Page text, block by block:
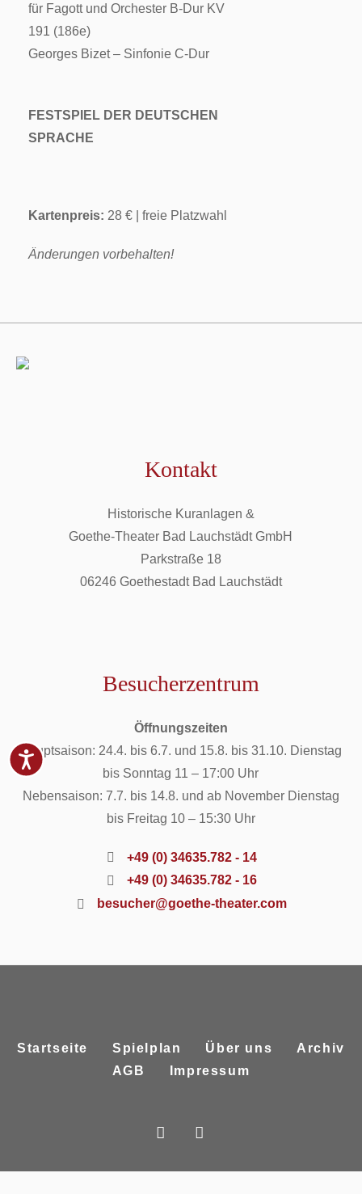
für Fagott und Orchester B-Dur KV
191 (186e)
Georges Bizet – Sinfonie C-Dur
FESTSPIEL DER DEUTSCHEN
SPRACHE
Kartenpreis: 28 € | freie Platzwahl
Änderungen vorbehalten!
Kontakt
Historische Kuranlagen &
Goethe-Theater Bad Lauchstädt GmbH
Parkstraße 18
06246 Goethestadt Bad Lauchstädt
Besucherzentrum
Öffnungszeiten
Hauptsaison: 24.4. bis 6.7. und 15.8. bis 31.10. Dienstag
bis Sonntag 11 – 17:00 Uhr
Nebensaison: 7.7. bis 14.8. und ab November Dienstag
bis Freitag 10 – 15:30 Uhr
+49 (0) 34635.782 - 14
+49 (0) 34635.782 - 16
besucher@goethe-theater.com
Startseite Spielplan Über uns
Archiv
AGB
Impressum